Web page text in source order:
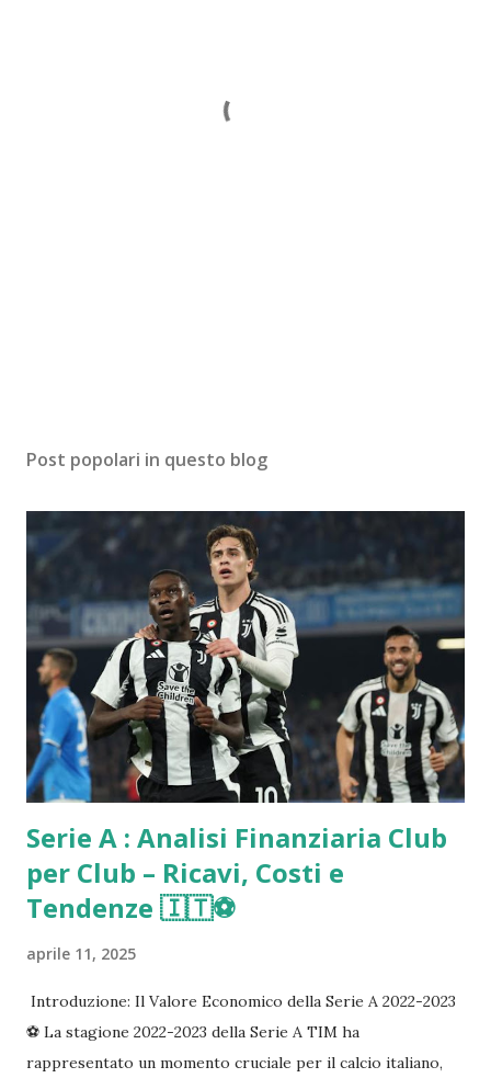
Post popolari in questo blog
Serie A : Analisi Finanziaria Club
per Club – Ricavi, Costi e
Tendenze 🇮🇹⚽️
aprile 11, 2025
Introduzione: Il Valore Economico della Serie A 2022-2023
⚽️ La stagione 2022-2023 della Serie A TIM ha
rappresentato un momento cruciale per il calcio italiano,